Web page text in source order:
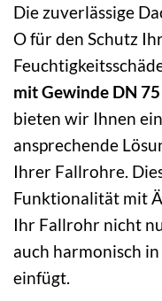
Die zuverlässige
O für den Schutz
mit Gewinde DN
bieten wir Ihnen
ansprechende
Ihrer Fallrohre.
Funktionalität mit
Ihr Fallrohr nicht
auch harmonisch
einfügt.